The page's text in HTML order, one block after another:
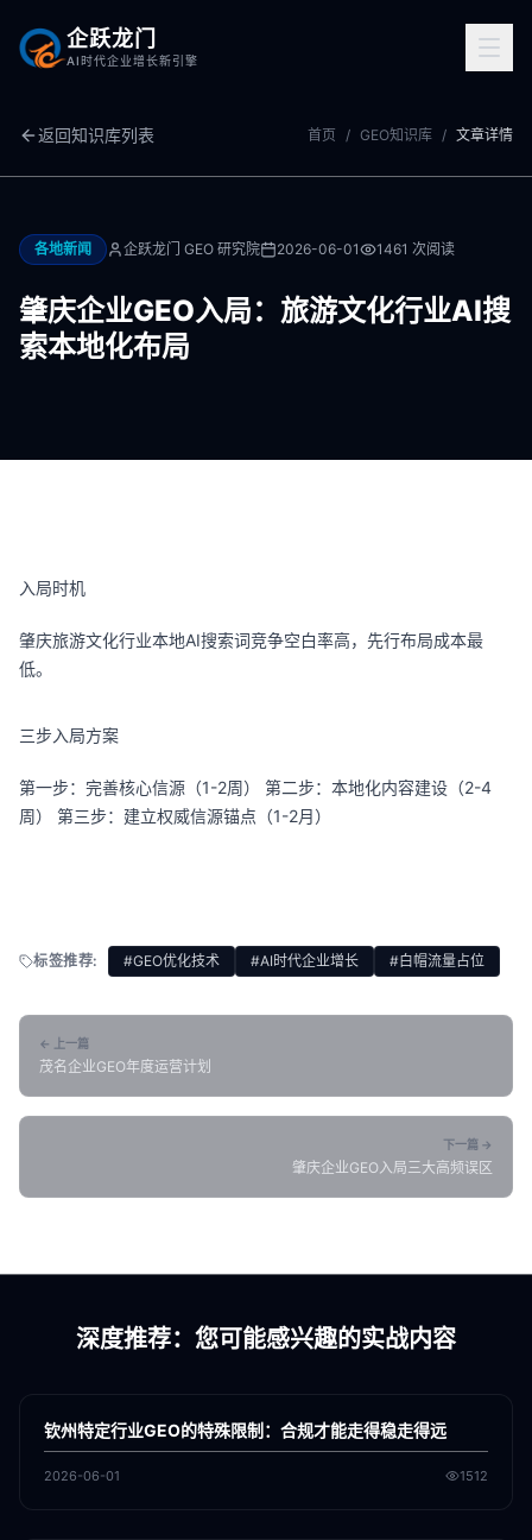
企跃龙门
AI时代企业增长新引擎
返回知识库列表 首页 / GEO知识库 / 文章详情
各地新闻 企跃龙门 GEO 研究院 2026-06-01 1461 次阅读
肇庆企业GEO入局：旅游文化行业AI搜
索本地化布局
入局时机
肇庆旅游文化行业本地AI搜索词竞争空白率高，先行布局成本最
低。
三步入局方案
第一步：完善核心信源（1-2周） 第二步：本地化内容建设（2-4
周） 第三步：建立权威信源锚点（1-2月）
标签推荐: #GEO优化技术 #AI时代企业增长 #白帽流量占位
← 上一篇
茂名企业GEO年度运营计划
下一篇 →
肇庆企业GEO入局三大高频误区
深度推荐：您可能感兴趣的实战内容
GEO
钦州特定行业GEO的特殊限制：合规才能走得稳走得远
2026-06-01 1512